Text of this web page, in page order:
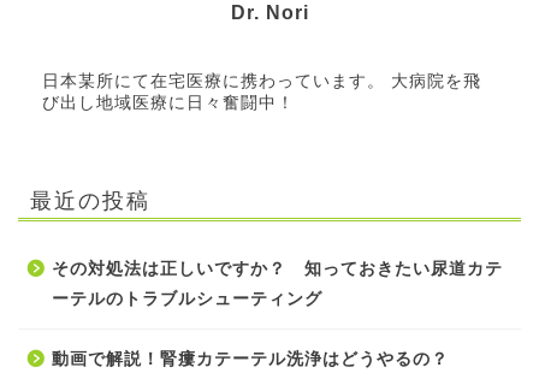
Dr. Nori
日本某所にて在宅医療に携わっています。 大病院を飛
び出し地域医療に日々奮闘中！
最近の投稿
その対処法は正しいですか？ 知っておきたい尿道カテ
ーテルのトラブルシューティング
動画で解説！腎瘻カテーテル洗浄はどうやるの？